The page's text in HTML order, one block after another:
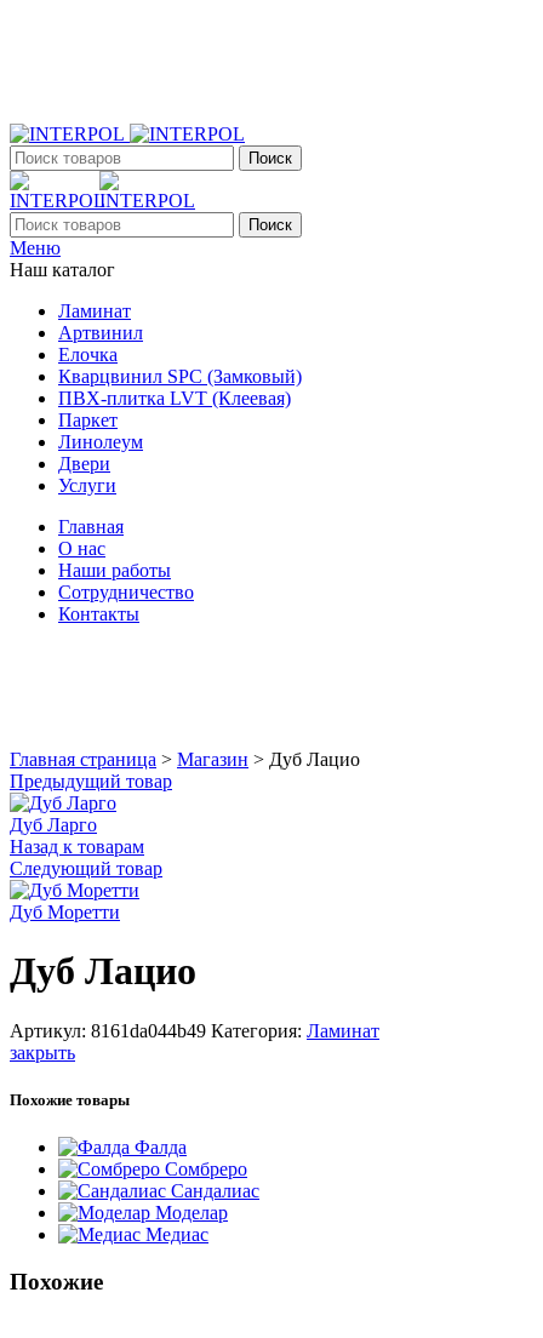
Поиск
Поиск
Меню
Наш каталог
Ламинат
Артвинил
Елочка
Кварцвинил SPC (Замковый)
ПВХ-плитка LVT (Клеевая)
Паркет
Линолеум
Двери
Услуги
Главная
О нас
Наши работы
Сотрудничество
Контакты
Главная страница > Магазин > Дуб Лацио
Предыдущий товар
Дуб Ларго
Назад к товарам
Следующий товар
Дуб Моретти
Дуб Лацио
Артикул: 8161da044b49 Категория: Ламинат
закрыть
Похожие товары
Фалда
Сомбреро
Сандалиас
Моделар
Медиас
Похожие